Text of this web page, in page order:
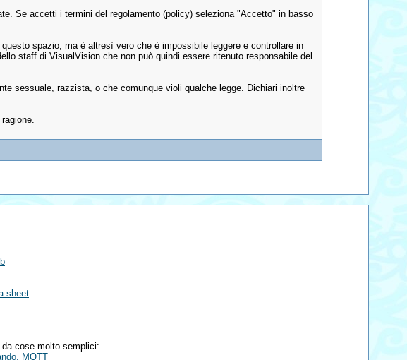
Se accetti i termini del regolamento (policy) seleziona "Accetto" in basso
spazio, ma è altresì vero che è impossibile leggere e controllare in
staff di VisualVision che non può quindi essere ritenuto responsabile del
sessuale, razzista, o che comunque violi qualche legge. Dichiari inoltre
sheet
cose molto semplici:
MQTT